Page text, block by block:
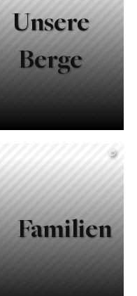
Unsere
Berge
©
Familien